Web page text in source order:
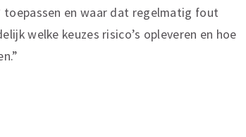
toepassen en waar dat regelmatig fout
welke keuzes risico’s opleveren en hoe